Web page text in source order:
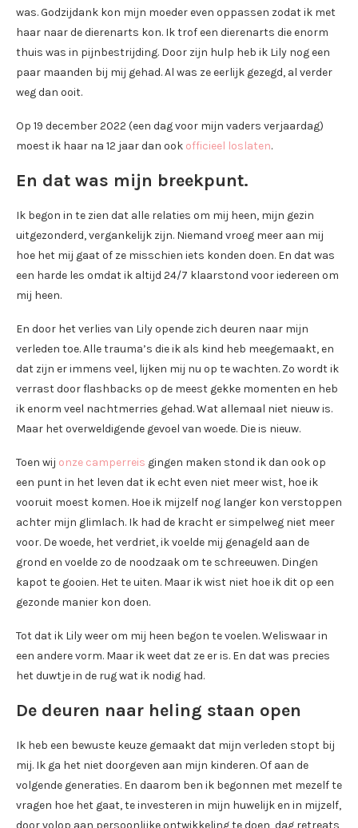
was. Godzijdank kon mijn moeder even oppassen zodat ik met
haar naar de dierenarts kon. Ik trof een dierenarts die enorm
thuis was in pijnbestrijding. Door zijn hulp heb ik Lily nog een
paar maanden bij mij gehad. Al was ze eerlijk gezegd, al verder
weg dan ooit.
Op 19 december 2022 (een dag voor mijn vaders verjaardag)
moest ik haar na 12 jaar dan ook officieel loslaten.
En dat was mijn breekpunt.
Ik begon in te zien dat alle relaties om mij heen, mijn gezin
uitgezonderd, vergankelijk zijn. Niemand vroeg meer aan mij
hoe het mij gaat of ze misschien iets konden doen. En dat was
een harde les omdat ik altijd 24/7 klaarstond voor iedereen om
mij heen.
En door het verlies van Lily opende zich deuren naar mijn
verleden toe. Alle trauma’s die ik als kind heb meegemaakt, en
dat zijn er immens veel, lijken mij nu op te wachten. Zo wordt ik
verrast door flashbacks op de meest gekke momenten en heb
ik enorm veel nachtmerries gehad. Wat allemaal niet nieuw is.
Maar het overweldigende gevoel van woede. Die is nieuw.
Toen wij onze camperreis gingen maken stond ik dan ook op
een punt in het leven dat ik echt even niet meer wist, hoe ik
vooruit moest komen. Hoe ik mijzelf nog langer kon verstoppen
achter mijn glimlach. Ik had de kracht er simpelweg niet meer
voor. De woede, het verdriet, ik voelde mij genageld aan de
grond en voelde zo de noodzaak om te schreeuwen. Dingen
kapot te gooien. Het te uiten. Maar ik wist niet hoe ik dit op een
gezonde manier kon doen.
Tot dat ik Lily weer om mij heen begon te voelen. Weliswaar in
een andere vorm. Maar ik weet dat ze er is. En dat was precies
het duwtje in de rug wat ik nodig had.
De deuren naar heling staan open
Ik heb een bewuste keuze gemaakt dat mijn verleden stopt bij
mij. Ik ga het niet doorgeven aan mijn kinderen. Of aan de
volgende generaties. En daarom ben ik begonnen met mezelf te
vragen hoe het gaat, te investeren in mijn huwelijk en in mijzelf,
door volop aan persoonlijke ontwikkeling te doen, dag retreats